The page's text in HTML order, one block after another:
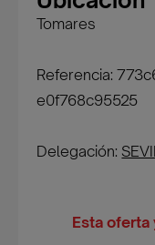
Tomares
Referencia:
e0f768c95525
Delegación:
Esta oferta